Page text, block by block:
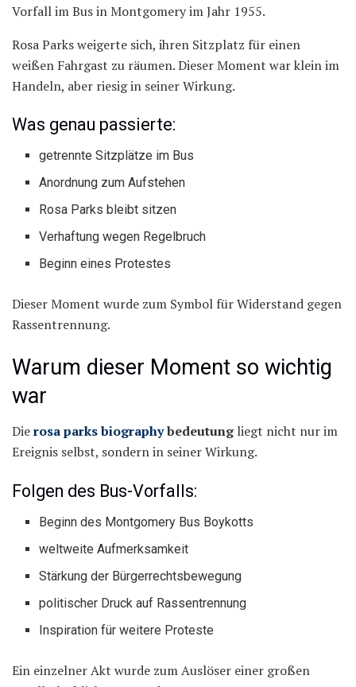
Vorfall im Bus in Montgomery im Jahr 1955.
Rosa Parks weigerte sich, ihren Sitzplatz für einen
weißen Fahrgast zu räumen. Dieser Moment war klein im
Handeln, aber riesig in seiner Wirkung.
Was genau passierte:
getrennte Sitzplätze im Bus
Anordnung zum Aufstehen
Rosa Parks bleibt sitzen
Verhaftung wegen Regelbruch
Beginn eines Protestes
Dieser Moment wurde zum Symbol für Widerstand gegen
Rassentrennung.
Warum dieser Moment so wichtig
war
Dierosa parks biographybedeutungliegt nicht nur im
Ereignis selbst, sondern in seiner Wirkung.
Folgen des Bus-Vorfalls:
Beginn des Montgomery Bus Boykotts
weltweite Aufmerksamkeit
Stärkung der Bürgerrechtsbewegung
politischer Druck auf Rassentrennung
Inspiration für weitere Proteste
Ein einzelner Akt wurde zum Auslöser einer großen